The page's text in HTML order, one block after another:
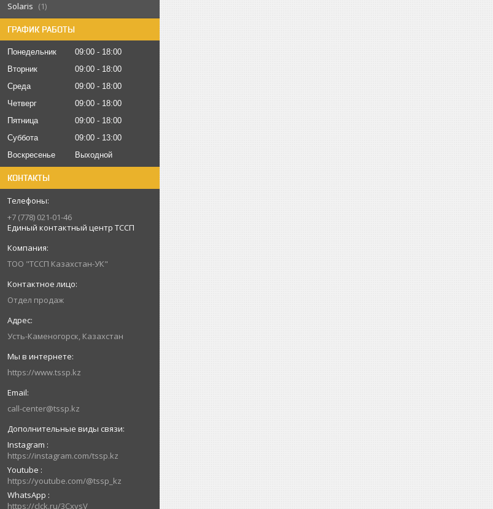
Solaris 1
ГРАФИК РАБОТЫ
Понедельник 09:00
18:00
Вторник
09:00
18:00
Среда
09:00
18:00
Четверг
09:00
18:00
Пятница
09:00
18:00
Суббота
09:00
13:00
Воскресенье
Выходной
КОНТАКТЫ
+7 (778) 021-01-46
Единый контактный центр ТССП
ТОО "ТССП Казахстан-УК"
Отдел продаж
Усть-Каменогорск, Казахстан
https://www.tssp.kz
call-center@tssp.kz
Instagram
https://instagram.com/tssp.kz
Youtube
https://youtube.com/@tssp_kz
WhatsApp
https://clck.ru/3CxysV